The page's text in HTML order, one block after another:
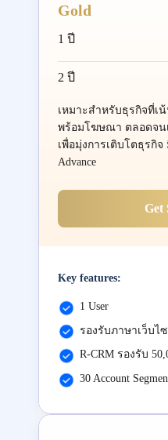
Gold
1 ปี
2 ปี
เหมาะสำหรับธุรกิจที่เ
พร้อมโฆษณา ตลอดจน
เพื่อมุ่งการเติบโตธุรกิจ
Advance
Get
Key features:
1 User
รองรับภาษาเว็บไ
R-CRM รองรับ
30 Account